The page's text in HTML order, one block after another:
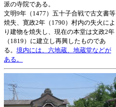
派の寺院である。
文明9年（1477）五十子合戦で古文書等
焼失、寛政2年（1790）村内の失火によ
り建物を焼失し、現在の本堂は文政2年
（1819）に建立し再興したものであ
る。 境内には、六地蔵、地蔵堂などが
ある。